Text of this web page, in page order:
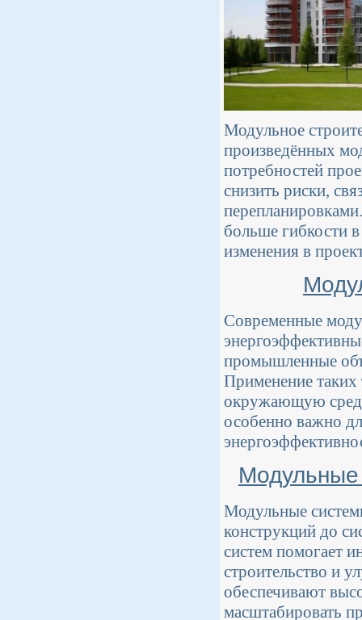
Модульное
произведённых
потребностей
снизить риски,
больше гибкости
изменения в
Современные
промышленные
Применение таких
окружающую
особенно важно
Модульные
конструкций до
систем помогает
строительство и
обеспечивают
масштабировать